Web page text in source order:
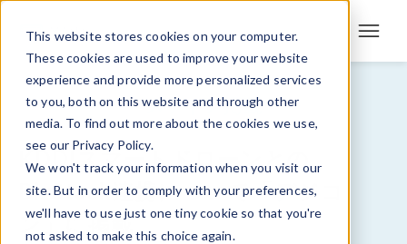
This website stores cookies on your computer.
These cookies are used to improve your website
experience and provide more personalized services
to you, both on this website and through other
media. To find out more about the cookies we use,
see our Privacy Policy.
We won't track your information when you visit our
site. But in order to comply with your preferences,
we'll have to use just one tiny cookie so that you're
not asked to make this choice again.
メディア掲載
KDDIスマートドローンとの
BizStack連携について「デジコ
ン」に掲載